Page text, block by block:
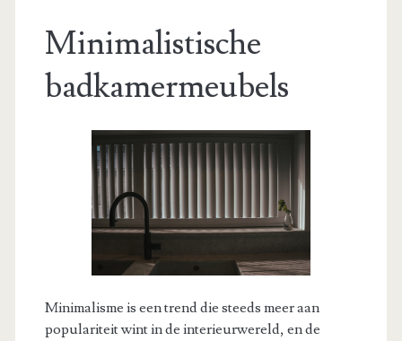
Minimalistische
badkamermeubels
Minimalisme is een trend die steeds meer aan
populariteit wint in de interieurwereld, en de